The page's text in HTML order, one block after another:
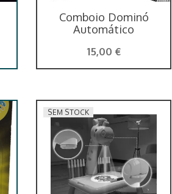
Comboio Dominó
Automático
15,00 €
SEM STOCK